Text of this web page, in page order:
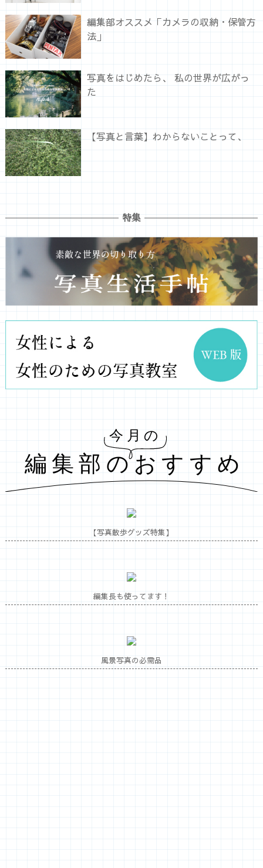
編集部オススメ「カメラの収納・保管方
法」
写真をはじめたら、 私の世界が広がっ
た
【写真と言葉】わからないことって、
特集
【写真散歩グッズ特集】
編集長も使ってます！
風景写真の必需品